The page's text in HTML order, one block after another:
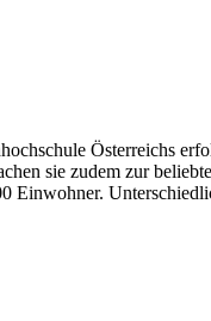
Österreichs
sie zudem zur
Einwohner.